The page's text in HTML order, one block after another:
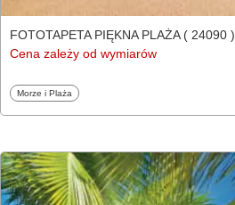
FOTOTAPETA PIĘKNA PLAŻA ( 24090 )
Cena zależy od wymiarów
Fototapety
Morze i Plaża